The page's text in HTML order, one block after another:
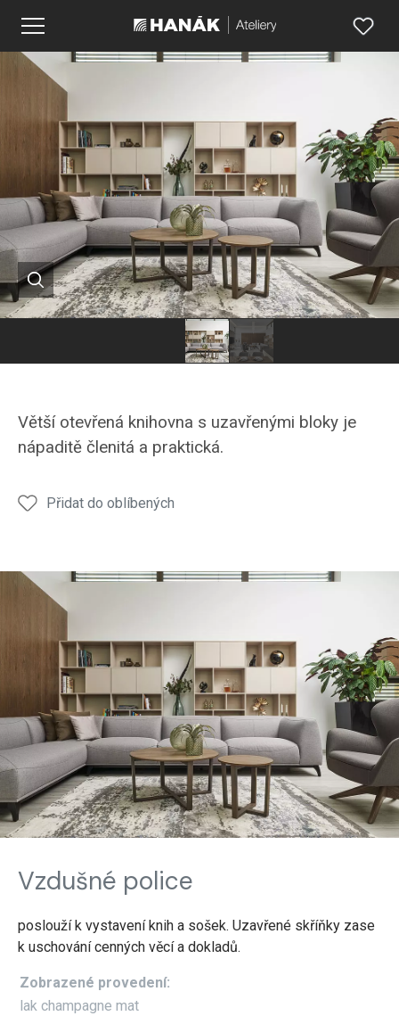
knihovnaknihovna
Větší otevřená knihovna s uzavřenými bloky je
nápaditě členitá a praktická.
Přidat do oblíbených
Vzdušné police
poslouží k vystavení knih a sošek. Uzavřené skříňky zase
k uschování cenných věcí a dokladů.
Zobrazené provedení:
lak champagne mat